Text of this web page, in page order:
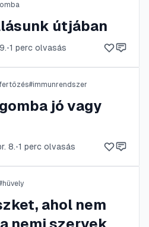
útjában
•1 perc olvasás
#immunrendszer
jó vagy
8.•1 perc olvasás
hüvely
ahol nem
nemi szervek